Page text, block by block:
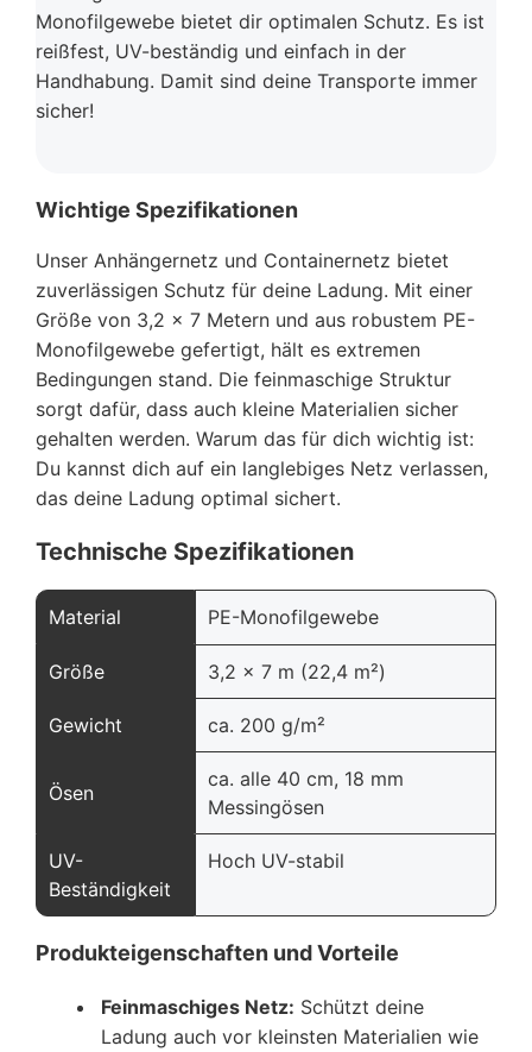
Monofilgewebe bietet dir optimalen Schutz. Es ist
reißfest, UV-beständig und einfach in der
Handhabung. Damit sind deine Transporte immer
sicher!
Wichtige Spezifikationen
Unser Anhängernetz und Containernetz bietet
zuverlässigen Schutz für deine Ladung. Mit einer
Größe von 3,2 x 7 Metern und aus robustem PE-
Monofilgewebe gefertigt, hält es extremen
Bedingungen stand. Die feinmaschige Struktur
sorgt dafür, dass auch kleine Materialien sicher
gehalten werden. Warum das für dich wichtig ist:
Du kannst dich auf ein langlebiges Netz verlassen,
das deine Ladung optimal sichert.
Technische Spezifikationen
Material PE-Monofilgewebe
Größe 3,2 x 7 m (22,4 m²)
Gewicht ca. 200 g/m²
Ösen
ca. alle 40 cm, 18 mm
Messingösen
UV-
Beständigkeit
Hoch UV-stabil
Produkteigenschaften und Vorteile
Feinmaschiges Netz: Schützt deine
Ladung auch vor kleinsten Materialien wie